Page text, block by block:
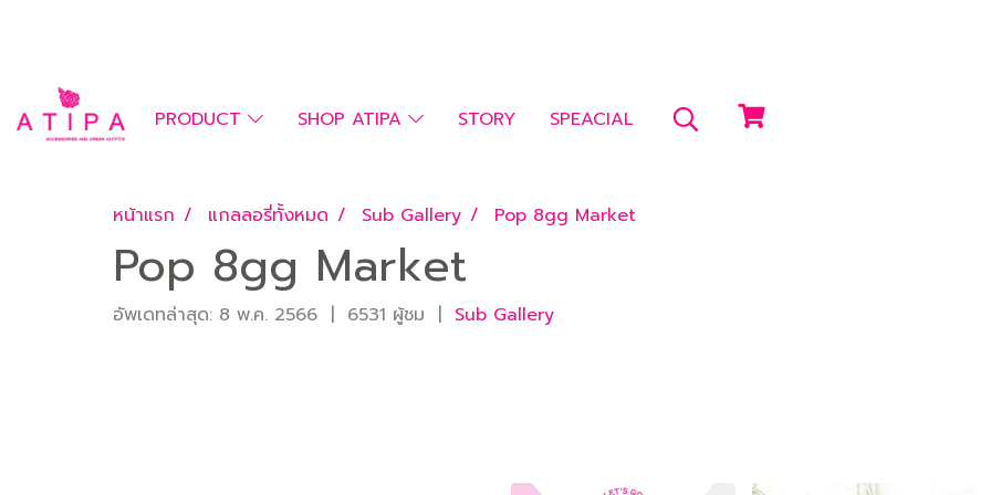
PRODUCT SHOP ATIPA STORY SPEACIAL
หน้าแรก แกลลอรี่ทั้งหมด Sub Gallery Pop 8gg Market
Pop 8gg Market
อัพเดทล่าสุด: 8 พ.ค. 2566 | 6531 ผู้ชม | Sub Gallery